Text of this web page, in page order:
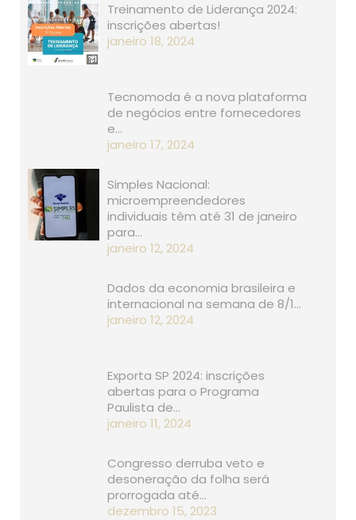
Treinamento de Liderança 2024:
inscrições abertas!
janeiro 18, 2024
Tecnomoda é a nova plataforma
de negócios entre fornecedores
e…
janeiro 17, 2024
Simples Nacional:
microempreendedores
individuais têm até 31 de janeiro
para…
janeiro 12, 2024
Dados da economia brasileira e
internacional na semana de 8/1…
janeiro 12, 2024
Exporta SP 2024: inscrições
abertas para o Programa
Paulista de…
janeiro 11, 2024
Congresso derruba veto e
desoneração da folha será
prorrogada até…
dezembro 15, 2023